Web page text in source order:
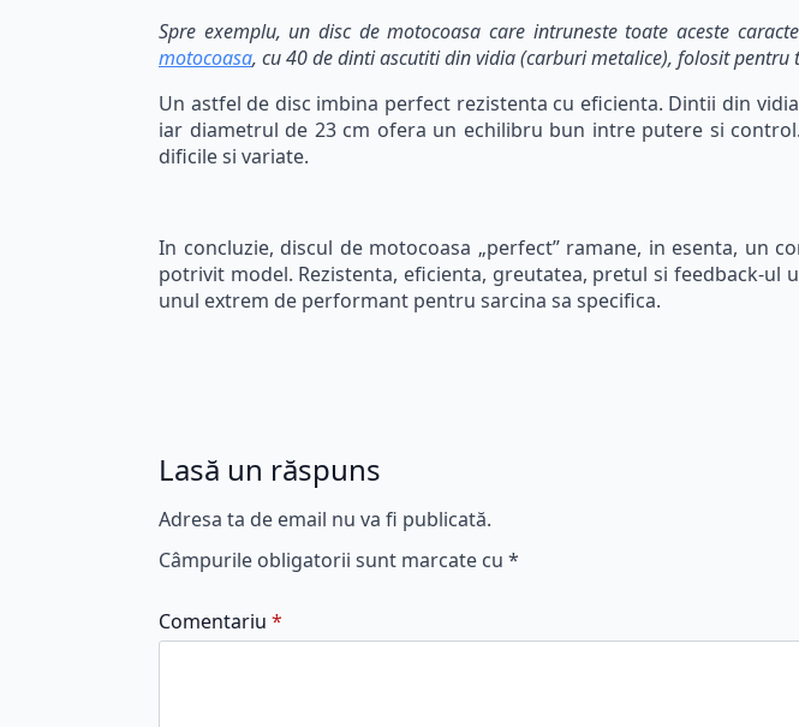
Spre exemplu, un disc de motocoasa care intruneste toate aceste
motocoasa, cu 40 de dinti ascutiti din vidia (carburi metalice), folosit
Un astfel de disc imbina perfect rezistenta cu eficienta. Dintii din
iar diametrul de 23 cm ofera un echilibru bun intre putere si
dificile si variate.
In concluzie, discul de motocoasa „perfect” ramane, in esenta, un
potrivit model. Rezistenta, eficienta, greutatea, pretul si feedback-
unul extrem de performant pentru sarcina sa specifica.
Lasă un răspuns
Adresa ta de email nu va fi publicată.
Câmpurile obligatorii sunt marcate cu *
Comentariu *